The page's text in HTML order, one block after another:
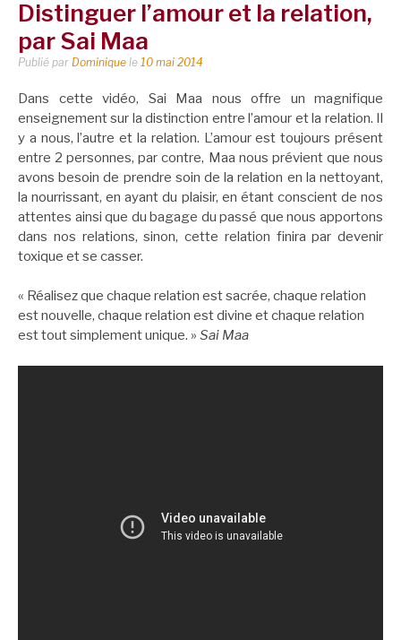
Distinguer l’amour et la relation,
par Sai Maa
Publié par Dominique le 10 mai 2014
Dans cette vidéo, Sai Maa nous offre un magnifique
enseignement sur la distinction entre l’amour et la relation. Il
y a nous, l’autre et la relation. L’amour est toujours présent
entre 2 personnes, par contre, Maa nous prévient que nous
avons besoin de prendre soin de la relation en la nettoyant,
la nourrissant, en ayant du plaisir, en étant conscient de nos
attentes ainsi que du bagage du passé que nous apportons
dans nos relations, sinon, cette relation finira par devenir
toxique et se casser.
« Réalisez que chaque relation est sacrée, chaque relation
est nouvelle, chaque relation est divine et chaque relation
est tout simplement unique. » Sai Maa